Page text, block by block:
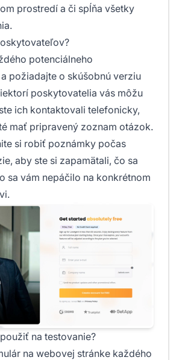
prostredí a či spĺňa všetky
potenciálneho
požiadajte o skúšobnú verziu
poskytovatelia vás môžu
ich kontaktovali telefonicky,
mať pripravený zoznam otázok.
si robiť poznámky počas
aby ste si zapamätali, čo sa
sa vám nepáčilo na konkrétnom
na testovanie?
na webovej stránke každého